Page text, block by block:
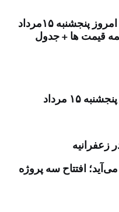
قیمت طلا و سکه امروز پنجشنبه ۱۵مرداد
۱۵ مرداد
زعفرانیه
افتتاح سه پروژه